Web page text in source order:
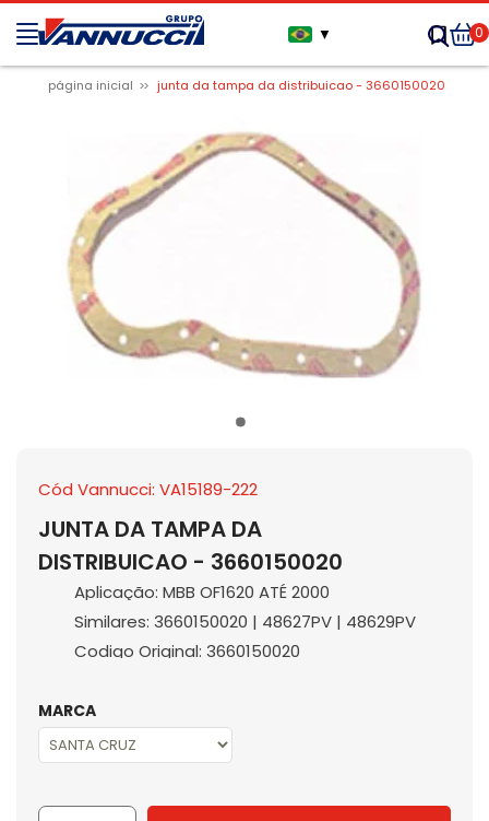
▼ 0
página inicial junta da tampa da distribuicao - 3660150020
Cód Vannucci: VA15189-222
JUNTA DA TAMPA DA
DISTRIBUICAO - 3660150020
Aplicação: MBB OF1620 ATÉ 2000
Similares: 3660150020 | 48627PV | 48629PV
Codigo Original: 3660150020
MARCA